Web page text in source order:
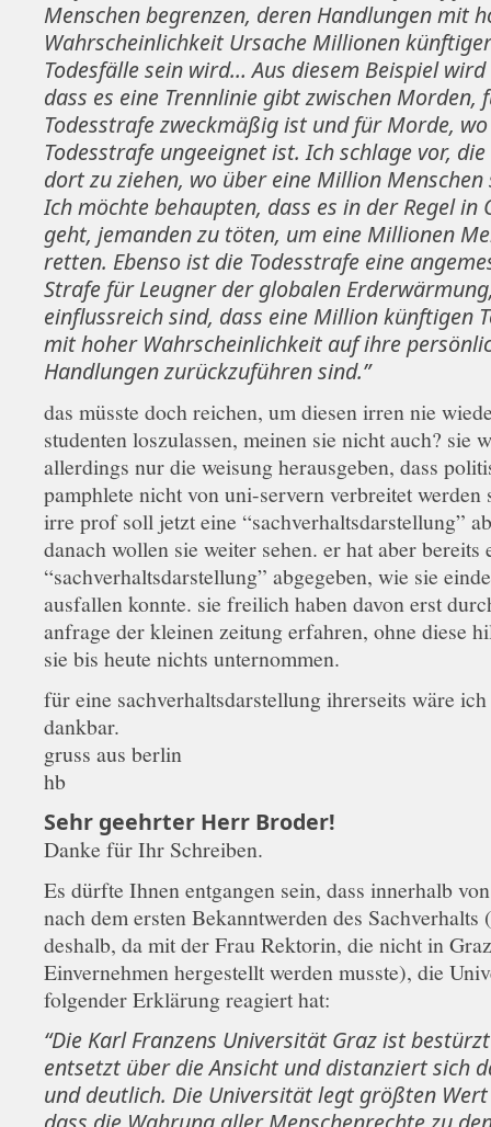
Menschen begrenzen, deren Handlungen mit
Wahrscheinlichkeit Ursache Millionen künftiger
Todesfälle sein wird… Aus diesem Beispiel
dass es eine Trennlinie gibt zwischen Morden,
Todesstrafe zweckmäßig ist und für Morde,
Todesstrafe ungeeignet ist. Ich schlage vor,
dort zu ziehen, wo über eine Million Menschen
Ich möchte behaupten, dass es in der Regel in
geht, jemanden zu töten, um eine Millionen
retten. Ebenso ist die Todesstrafe eine
Strafe für Leugner der globalen
einflussreich sind, dass eine Million künftigen
mit hoher Wahrscheinlichkeit auf ihre
Handlungen zurückzuführen sind.”
das müsste doch reichen, um diesen irren nie
studenten loszulassen, meinen sie nicht auch? sie
allerdings nur die weisung herausgeben, dass
pamphlete nicht von uni-servern verbreitet werden
irre prof soll jetzt eine “sachverhaltsdarstellung”
danach wollen sie weiter sehen. er hat aber bereits
“sachverhaltsdarstellung” abgegeben, wie sie
ausfallen konnte. sie freilich haben davon erst
anfrage der kleinen zeitung erfahren, ohne diese
sie bis heute nichts unternommen.
für eine sachverhaltsdarstellung ihrerseits wäre
dankbar.
gruss aus berlin
hb
Sehr geehrter Herr Broder!
Danke für Ihr Schreiben.
Es dürfte Ihnen entgangen sein, dass innerhalb
nach dem ersten Bekanntwerden des Sachverhalts
deshalb, da mit der Frau Rektorin, die nicht in
Einvernehmen hergestellt werden musste), die
folgender Erklärung reagiert hat:
“Die Karl Franzens Universität Graz ist
entsetzt über die Ansicht und distanziert sich
und deutlich. Die Universität legt größten